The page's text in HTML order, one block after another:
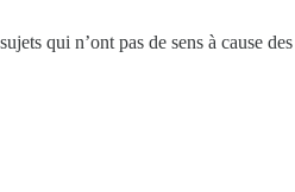
qui n’ont pas de sens à cause